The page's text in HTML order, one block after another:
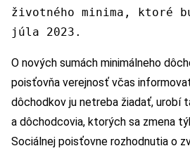
životného minima, ktoré
júla 2023.
O nových sumách minimálneho
poisťovňa verejnosť včas
dôchodkov ju netreba žiadať, urobí
a dôchodcovia, ktorých sa zmena
Sociálnej poisťovne rozhodnutia o